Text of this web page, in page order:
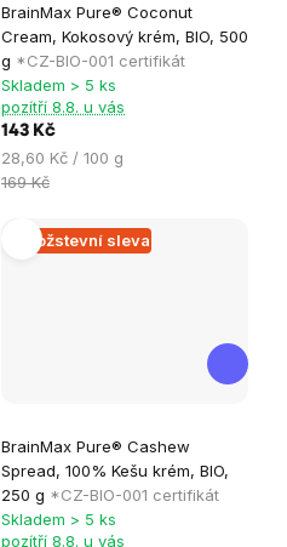
BrainMax Pure® Coconut
Cream, Kokosový krém, BIO, 500
g *CZ-BIO-001 certifikát
hodnocení
produktu
je
5,0
z
5
Skladem > 5 ks
pozítří 8.8. u vás
143 Kč
Měrná
cena:
28,60 Kč / 100 g
169 Kč
Množstevní sleva
BrainMax Pure® Cashew
Spread, 100% Kešu krém, BIO,
250 g *CZ-BIO-001 certifikát
hodnocení
produktu
je
Skladem > 5 ks
pozítří 8.8. u vás